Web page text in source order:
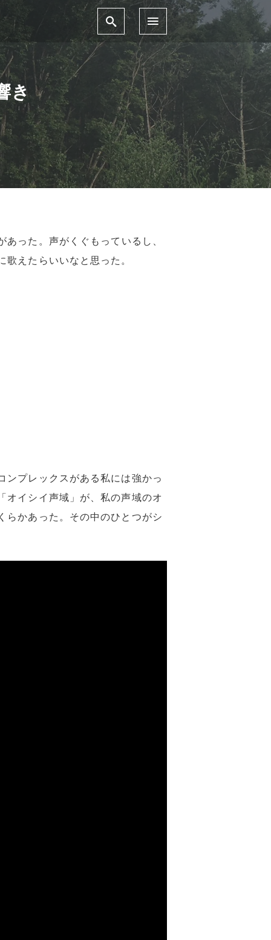
き
った。声がくぐもっているし、
えたらいいなと思った。
ンプレックスがある私には強かっ
オイシイ声域」が、私の声域のオ
らかあった。その中のひとつがシ